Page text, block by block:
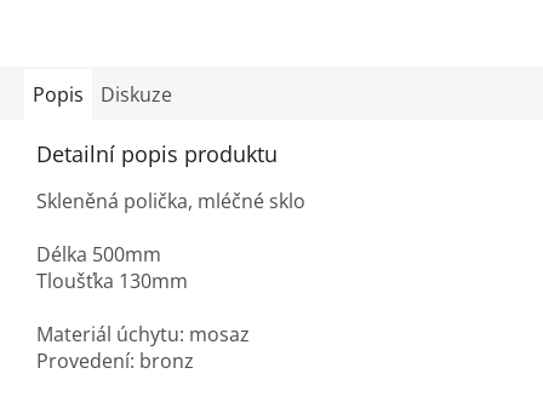
Popis Diskuze
Detailní popis produktu
Skleněná polička, mléčné sklo
Délka 500mm
Tloušťka 130mm
Materiál úchytu: mosaz
Provedení: bronz